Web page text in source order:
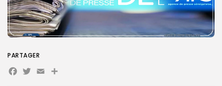
PARTAGER
Facebook
Twitter
EmailPartager